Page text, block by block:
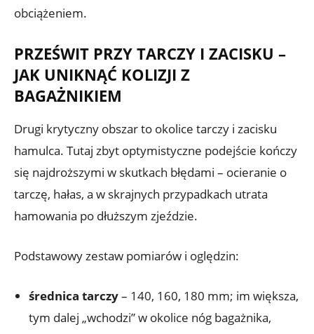
obciążeniem.
PRZEŚWIT PRZY TARCZY I ZACISKU –
JAK UNIKNĄĆ KOLIZJI Z
BAGAŻNIKIEM
Drugi krytyczny obszar to okolice tarczy i zacisku
hamulca. Tutaj zbyt optymistyczne podejście kończy
się najdroższymi w skutkach błędami – ocieranie o
tarczę, hałas, a w skrajnych przypadkach utrata
hamowania po dłuższym zjeździe.
Podstawowy zestaw pomiarów i oględzin:
średnica tarczy– 140, 160, 180 mm; im większa,
tym dalej „wchodzi” w okolice nóg bagażnika,